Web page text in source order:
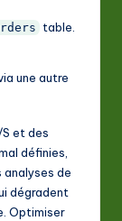
table.
une autre
et des
définies,
de
dégradent
Optimiser